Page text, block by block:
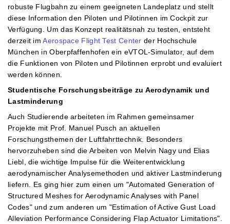
robuste Flugbahn zu einem geeigneten Landeplatz und stellt
diese Information den Piloten und Pilotinnen im Cockpit zur
Verfügung. Um das Konzept realitätsnah zu testen, entsteht
derzeit imAerospace Flight Test Center der Hochschule
München in Oberpfaffenhofen ein eVTOL-Simulator, auf dem
die Funktionen von Piloten und Pilotinnen erprobt und evaluiert
werden können.
Studentische Forschungsbeiträge zu Aerodynamik und
Lastminderung
Auch Studierende arbeiteten im Rahmen gemeinsamer
Projekte mit Prof. Manuel Pusch an aktuellen
Forschungsthemen der Luftfahrttechnik. Besonders
hervorzuheben sind die Arbeiten von Melvin Nagy und Elias
Liebl, die wichtige Impulse für die Weiterentwicklung
aerodynamischer Analysemethoden und aktiver Lastminderung
liefern. Es ging hier zum einen um "Automated Generation of
Structured Meshes for Aerodynamic Analyses with Panel
Codes" und zum anderen um "Estimation of Active Gust Load
Alleviation Performance Considering Flap Actuator Limitations".